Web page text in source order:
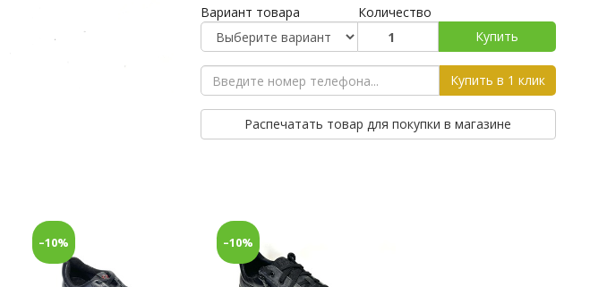
Вариант товара
Количество
Купить
Купить в 1 клик
Распечатать товар для покупки в магазине
–10% –10%